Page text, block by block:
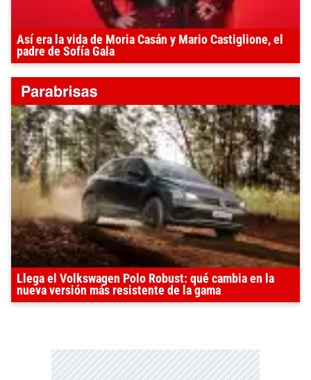
Así era la vida de Moria Casán y Mario Castiglione, el
padre de Sofía Gala
Llega el Volkswagen Polo Robust: qué cambia en la
nueva versión más resistente de la gama